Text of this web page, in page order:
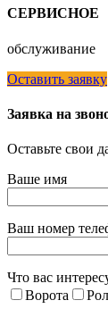
СЕРВИСНОЕ
обслуживание
Оставить заявку
Заявка на
Оставьте свои
Ваше имя
Ваш номер
Что вас
Ворота